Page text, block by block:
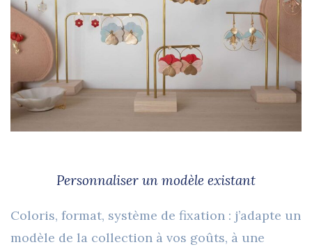
Personnaliser un modèle existant
Coloris, format, système de fixation : j’adapte un
modèle de la collection à vos goûts, à une